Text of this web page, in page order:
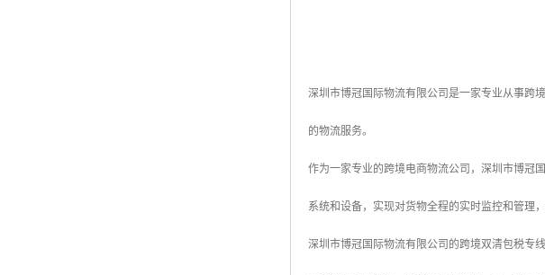
深圳市博冠国际物流有限公司是一家专业从事跨
的物流服务。
作为一家专业的跨境电商物流公司，深圳市博冠
系统和设备，实现对货物全程的实时监控和管理
深圳市博冠国际物流有限公司的跨境双清包税专